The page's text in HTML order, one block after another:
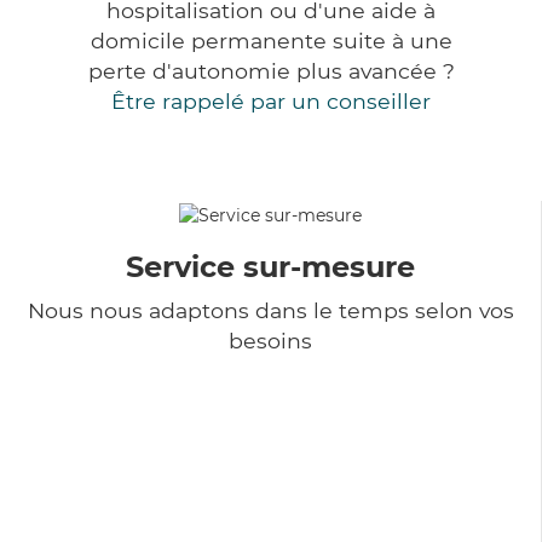
hospitalisation ou d'une aide à
domicile permanente suite à une
perte d'autonomie plus avancée ?
Être rappelé par un conseiller
Service sur-mesure
Nous nous adaptons dans le temps selon vos
besoins